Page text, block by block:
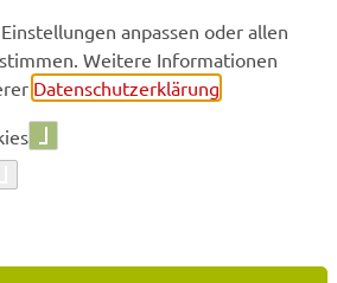
& INFOR­
anpassen oder allen
Weitere Informationen
Datenschutzerklärung